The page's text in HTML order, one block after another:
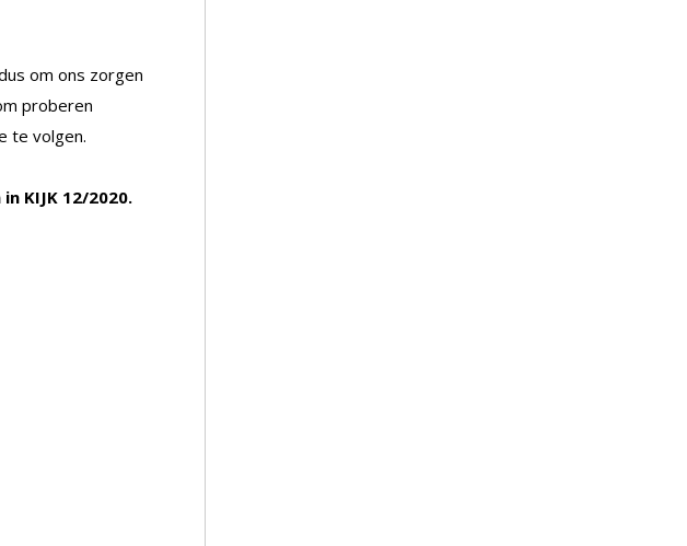
om ons zorgen
proberen
te volgen.
KIJK 12/2020.